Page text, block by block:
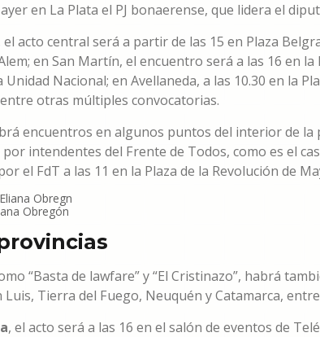
en La Plata el PJ bonaerense, que lidera el
el acto central será a partir de las 15 en Plaza
en San Martín, el encuentro será a las 16 en
Unidad Nacional; en Avellaneda, a las 10.30 en la
otras múltiples convocatorias.
encuentros en algunos puntos del interior de la
intendentes del Frente de Todos, como es el
el FdT a las 11 en la Plaza de la Revolución de
Obregón
“Basta de lawfare” y “El Cristinazo”, habrá
Luis, Tierra del Fuego, Neuquén y Catamarca,
, el acto será a las 16 en el salón de eventos de